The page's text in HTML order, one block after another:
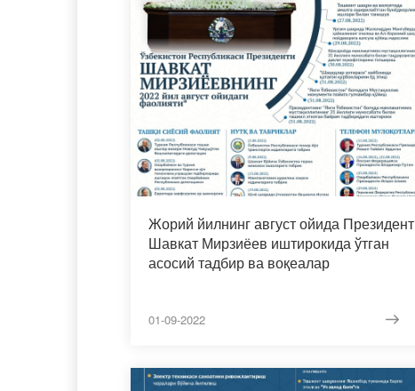
Жорий йилнинг август ойида Президент
Шавкат Мирзиёев иштирокида ўтган
асосий тадбир ва воқеалар
01-09-2022